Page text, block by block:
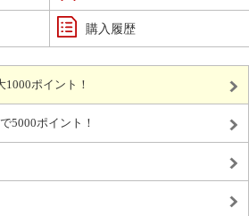
購入履歴
ポイント！
5000ポイント！